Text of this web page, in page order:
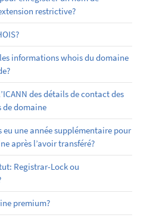
restrictive?
informations whois du domaine
des détails de contact des
de domaine
eu une année supplémentaire pour
après l’avoir transféré?
Registrar-Lock ou
premium?